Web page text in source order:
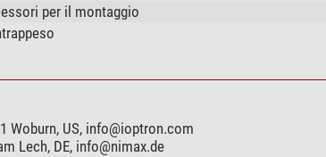
per il montaggio
Woburn, US, info@ioptron.com
Lech, DE, info@nimax.de